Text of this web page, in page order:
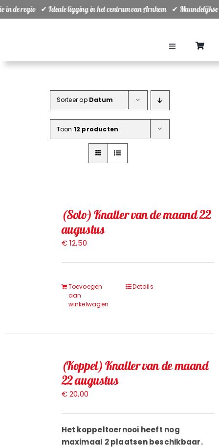
Ga
naar
in de regio ✔ Ideale ligging in het centrum van Arnhem ✔ Maandelijkse
Toggle
Navigation
Jeugd
Sorteer op Datum
Toon 12 producten
(Solo) Knaller van de maand 22
augustus
€12,50
Toevoegen
aan
winkelwagen
Details
(Koppel) Knaller van de maand
22 augustus
€20,00
Het koppeltoernooi heeft nog
maximaal 2 plaatsen beschikbaar.